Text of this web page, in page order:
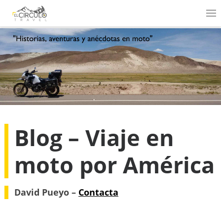
Saltar al contenido
Blog – Viaje en
moto por América
David Pueyo – Contacta